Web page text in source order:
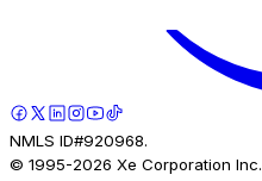
NMLS ID#920968.
© 1995-2026 Xe Corporation Inc.